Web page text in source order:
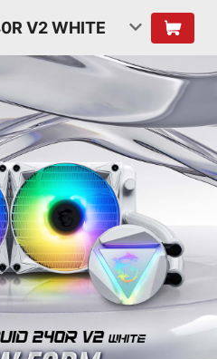
V2 WHITE